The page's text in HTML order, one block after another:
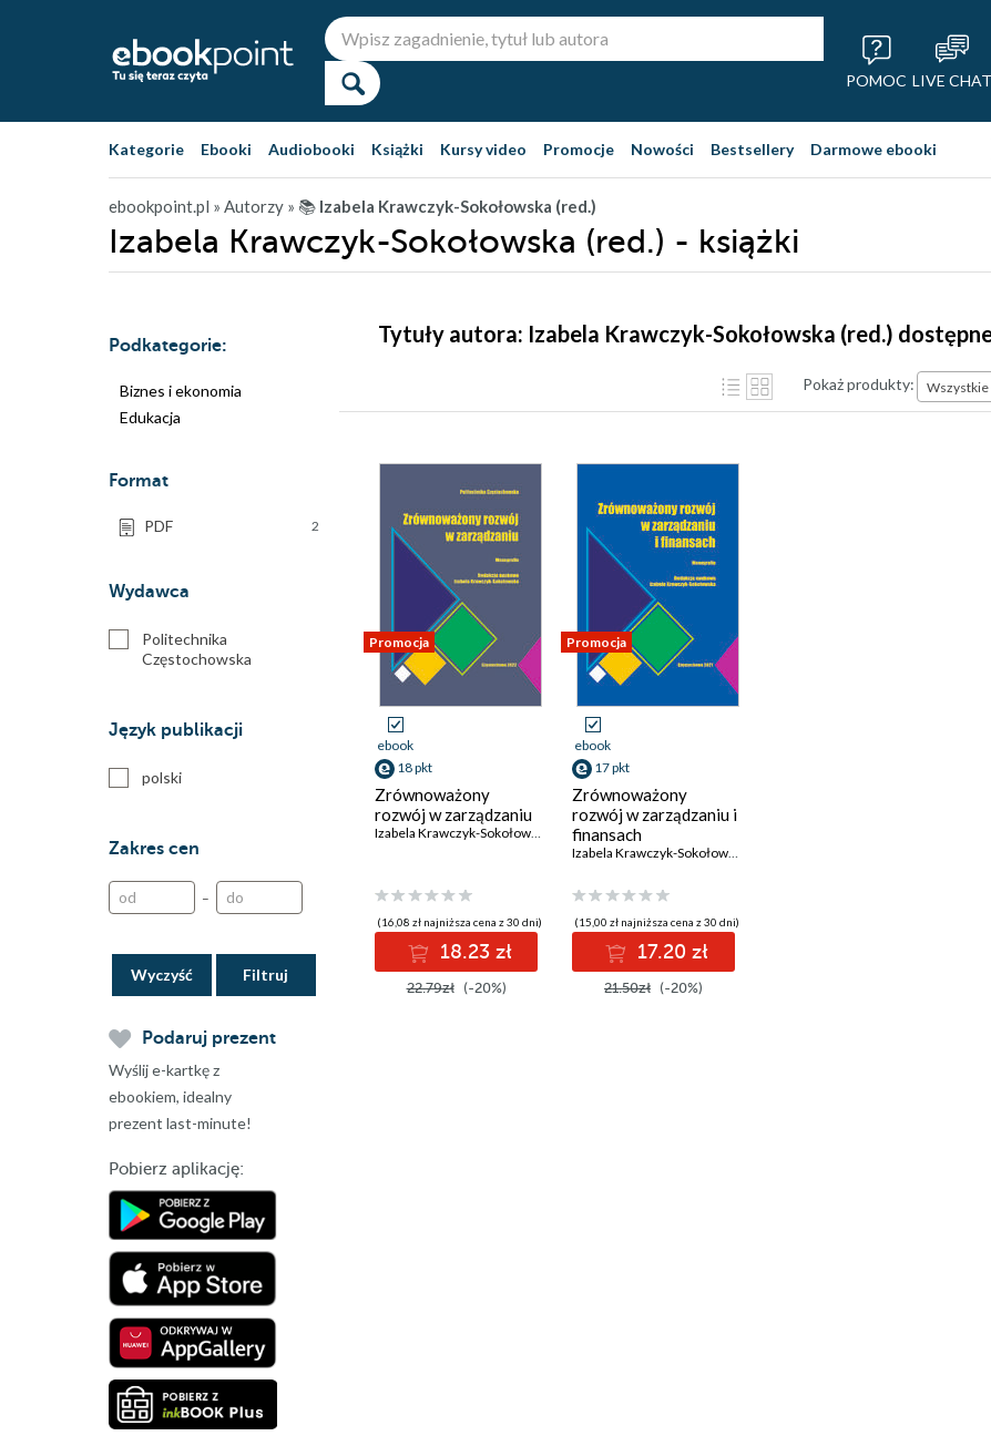
POMOC LIVE CHAT
Kategorie Ebooki Audiobooki Książki Kursy video Promocje Nowości Bestsellery Darmowe ebooki
ebookpoint.pl » Autorzy » 📚 Izabela Krawczyk-Sokołowska (red.)
Izabela Krawczyk-Sokołowska (red.) - książki
Podkategorie:
Biznes i ekonomia
Edukacja
Format
PDF 2
Wydawca
Politechnika
Częstochowska
Język publikacji
polski
Zakres cen
–
Wyczyść
Podaruj prezent
Wyślij e-kartkę z
ebookiem, idealny
prezent last-minute!
Pobierz aplikację:
Tytuły autora: Izabela Krawczyk-Sokołowska (red.)
Pokaż produkty: Wszystkie
Promocja
ebook
18 pkt
Zrównoważony
rozwój w zarządzaniu
Izabela Krawczyk-Sokołowska (red.)
(16,08 zł najniższa cena z 30 dni)
18.23 zł
22.79zł (-20%)
Promocja
ebook
17 pkt
Zrównoważony
rozwój w zarządzaniu i
finansach
Izabela Krawczyk-Sokołowska (red.)
(15,00 zł najniższa cena z 30 dni)
17.20 zł
21.50zł (-20%)